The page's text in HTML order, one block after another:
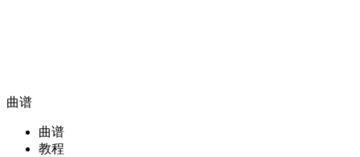
曲谱
曲谱
教程